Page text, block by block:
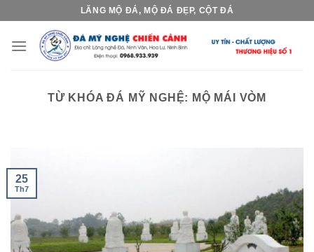
content
LĂNG MỘ ĐÁ, MỘ ĐÁ ĐẸP, CỘT ĐÁ
TỪ KHÓA ĐÁ MỸ NGHỆ: MỘ MÁI VÒM
25
Th7